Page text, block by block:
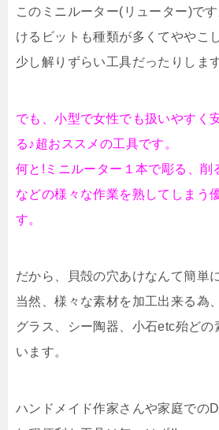
このミニルーター(リューター)で
けるビットも種類が多くてややこ
少し解りずらい工具だったりしま
でも、小型で女性でも扱いやすく
る♪超おススメの工具です。
何と!ミニルーター１本で彫る、削
などの様々な作業を熟してしまう
す。
だから、貝殻の穴あけなんて簡単
当然、様々な素材を加工出来る為
グラス、シー陶器、小石etc殆どの
います。
ハンドメイド作家さんや家庭での